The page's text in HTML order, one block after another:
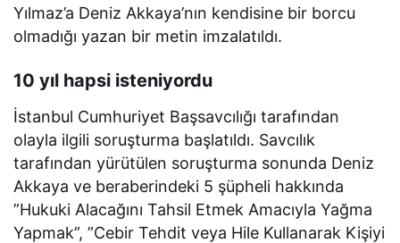
Yılmaz’a Deniz Akkaya’nın kendisine bir borcu
olmadığı yazan bir metin imzalatıldı.
10 yıl hapsi isteniyordu
İstanbul Cumhuriyet Başsavcılığı tarafından
olayla ilgili soruşturma başlatıldı. Savcılık
tarafından yürütülen soruşturma sonunda Deniz
Akkaya ve beraberindeki 5 şüpheli hakkında
”Hukuki Alacağını Tahsil Etmek Amacıyla Yağma
Yapmak”, ”Cebir Tehdit veya Hile Kullanarak Kişiyi